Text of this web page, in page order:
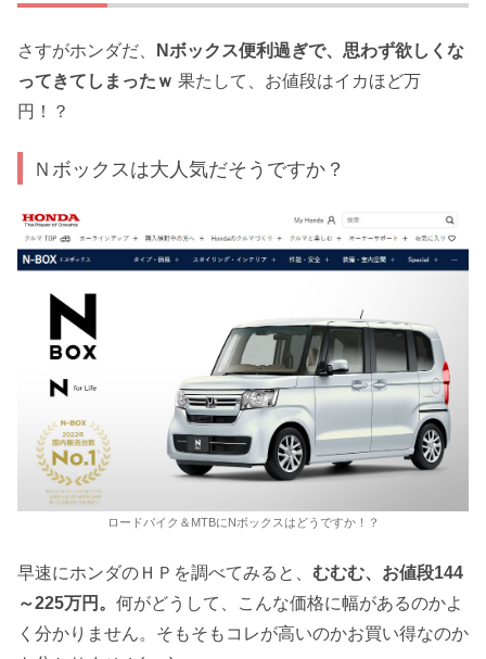
さすがホンダだ、
Nボックス便利過ぎで、思わず欲しくな
ってきてしまったｗ 果たして、お値段はイカほど万
円！？
Ｎボックスは大人気だそうですか？
ロードバイク＆MTBにNボックスはどうですか！？
早速にホンダのＨＰを調べてみると、 むむむ、お値段144
～225万円。 何がどうして、こんな価格に幅があるのかよ
く分かりません。そもそもコレが高いのかお買い得なのか